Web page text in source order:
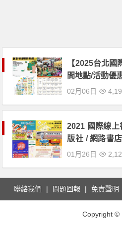
【2025台北
間地點/活動優
02月06日
2021 國際線上
版社 / 網路書
考、英檢用書
01月26日
聯絡我們 問題回報 免責聲明
Copyright ©